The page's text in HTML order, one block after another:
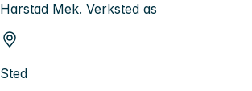
Harstad Mek. Verksted as
Sted